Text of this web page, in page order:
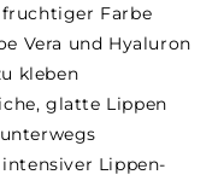
Farbe
Vera und Hyaluron
kleben
glatte Lippen
Lippen-